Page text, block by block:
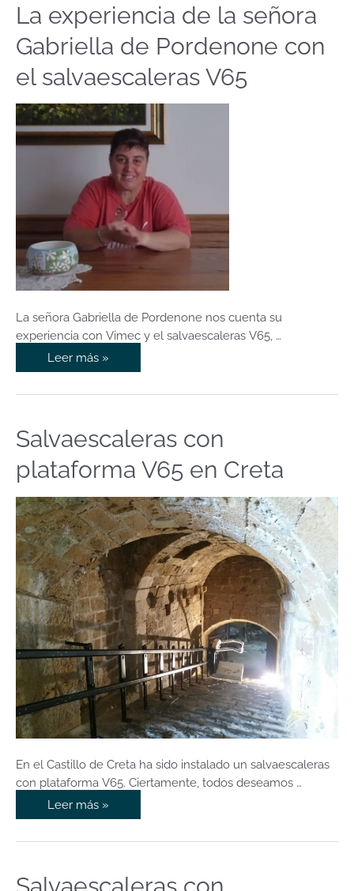
La experiencia de la señora
Gabriella de Pordenone con
el salvaescaleras V65
La señora Gabriella de Pordenone nos cuenta su
experiencia con Vimec y el salvaescaleras V65, …
La
experiencia
de
señora
de
Pordenone
salvaescaleras
Leer más »
Salvaescaleras con
plataforma V65 en Creta
En el Castillo de Creta ha sido instalado un salvaescaleras
con plataforma V65. Ciertamente, todos deseamos …
Salvaescaleras
con
plataforma
en
Creta
Leer más »
Salvaescaleras